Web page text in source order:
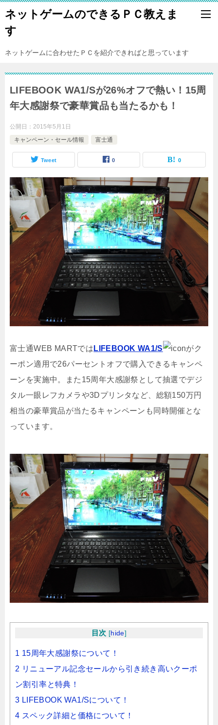
ネットゲームのできるＰＣ教えま
す
ネットゲームに合わせたＰＣを紹介できればと思っています
LIFEBOOK WA1/Sが26%オフで熱い！15周
年大感謝祭で豪華賞品も当たるかも！
公開日： 2015年5月1日
キャンペーン・セール情報
富士通
Tweet 0 0
富士通WEB MARTでは LIFEBOOK WA1/S
がク
ーポン適用で26パーセントオフで購入できるキャンペ
ーンを実施中。また15周年大感謝祭として抽選でデジ
タル一眼レフカメラや3Dプリンタなど、総額150万円
相当の豪華賞品が当たるキャンペーンも同時開催とな
っています。
目次 [hide]
1 15周年大感謝祭について！
2 リニューアル記念セールから引き続き高いクーポ
ン割引率と特典！
3 LIFEBOOK WA1/Sについて！
4 スペック詳細と価格について！